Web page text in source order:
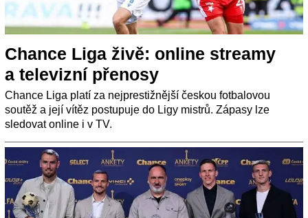
Chance Liga živě: online streamy
a televizní přenosy
Chance Liga platí za nejprestižnější českou fotbalovou
soutěž a její vítěz postupuje do Ligy mistrů. Zápasy lze
sledovat online i v TV.